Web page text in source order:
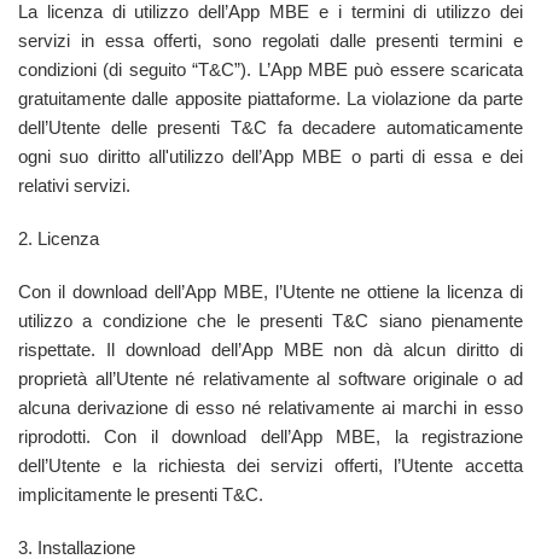
La licenza di utilizzo dell’App MBE e i termini di utilizzo dei
servizi in essa offerti, sono regolati dalle presenti termini e
condizioni (di seguito “T&C”). L’App MBE può essere scaricata
gratuitamente dalle apposite piattaforme. La violazione da parte
dell’Utente delle presenti T&C fa decadere automaticamente
ogni suo diritto all'utilizzo dell’App MBE o parti di essa e dei
relativi servizi.
2. Licenza
Con il download dell’App MBE, l’Utente ne ottiene la licenza di
utilizzo a condizione che le presenti T&C siano pienamente
rispettate. Il download dell’App MBE non dà alcun diritto di
proprietà all’Utente né relativamente al software originale o ad
alcuna derivazione di esso né relativamente ai marchi in esso
riprodotti. Con il download dell’App MBE, la registrazione
dell’Utente e la richiesta dei servizi offerti, l’Utente accetta
implicitamente le presenti T&C.
3. Installazione